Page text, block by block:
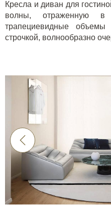
Кресла и диван для
волны, отраженную в
трапециевидные объемы
строчкой, волнообразно